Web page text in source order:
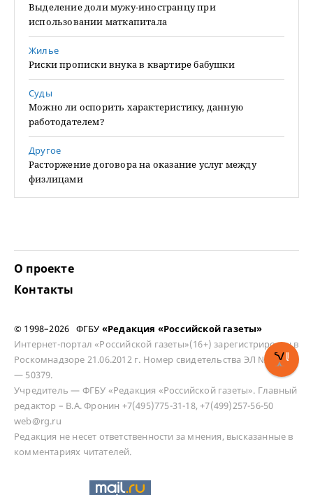
Выделение доли мужу-иностранцу при
использовании маткапитала
Жилье
Риски прописки внука в квартире бабушки
Суды
Можно ли оспорить характеристику, данную
работодателем?
Другое
Расторжение договора на оказание услуг между
физлицами
О проекте
Контакты
© 1998–2026 ФГБУ «Редакция «Российской газеты»
Интернет-портал «Российской газеты»(16+) зарегистрирован в
Роскомнадзоре 21.06.2012 г. Номер свидетельства ЭЛ № ФС 77
— 50379.
Учредитель — ФГБУ «Редакция «Российской газеты». Главный
редактор – В.А. Фронин +7(495)775-31-18, +7(499)257-56-50
web@rg.ru
Редакция не несет ответственности за мнения, высказанные в
комментариях читателей.